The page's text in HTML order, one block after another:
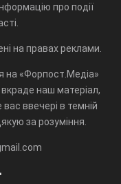
про події
на правах реклами.
на «Форпост.Медіа»
наш матеріал,
ввечері в темній
за розуміння.